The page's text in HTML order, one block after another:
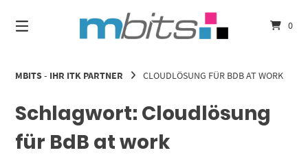
zum
Inhalt
0
MBITS - IHR ITK PARTNER CLOUDLÖSUNG FÜR BDB AT WORK
Schlagwort: Cloudlösung
für BdB at work